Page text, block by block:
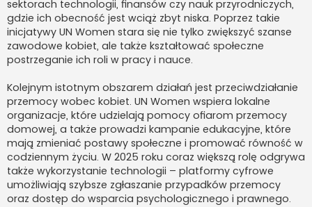
sektorach technologii, finansów czy nauk przyrodniczych,
gdzie ich obecność jest wciąż zbyt niska. Poprzez takie
inicjatywy UN Women stara się nie tylko zwiększyć szanse
zawodowe kobiet, ale także kształtować społeczne
postrzeganie ich roli w pracy i nauce.
Kolejnym istotnym obszarem działań jest przeciwdziałanie
przemocy wobec kobiet. UN Women wspiera lokalne
organizacje, które udzielają pomocy ofiarom przemocy
domowej, a także prowadzi kampanie edukacyjne, które
mają zmieniać postawy społeczne i promować równość w
codziennym życiu. W 2025 roku coraz większą rolę odgrywa
także wykorzystanie technologii – platformy cyfrowe
umożliwiają szybsze zgłaszanie przypadków przemocy
oraz dostęp do wsparcia psychologicznego i prawnego.